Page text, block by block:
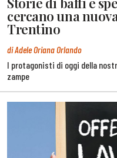
cercano una
Trentino
di Adele Oriana Orlando
I protagonisti di oggi della
zampe